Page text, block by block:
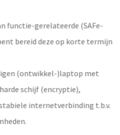
functie-gerelateerde (SAFe-
bereid deze op korte termijn
(ontwikkel-)laptop met
schijf (encryptie),
internetverbinding t.b.v.